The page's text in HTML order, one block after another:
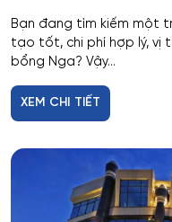
Dịch vụ
Giám định tư pháp
Giáo dục chuyên
Giáo dục sư phạm
Bạn đang tìm kiếm một
tạo tốt, chi phí hợp lý, vị
bổng Nga? Vậy...
XEM CHI TIẾT